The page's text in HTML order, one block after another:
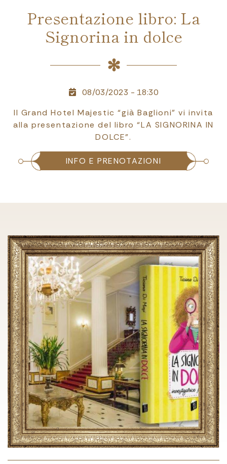
Presentazione libro: La
Signorina in dolce
08/03/2023 - 18:30
Il Grand Hotel Majestic “già Baglioni” vi invita
alla presentazione del libro “LA SIGNORINA IN
DOLCE”.
INFO E PRENOTAZIONI